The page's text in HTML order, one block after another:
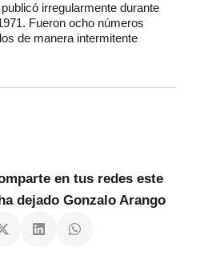
irregularmente durante
Fueron ocho números
de manera intermitente
en tus redes este
dejado Gonzalo Arango